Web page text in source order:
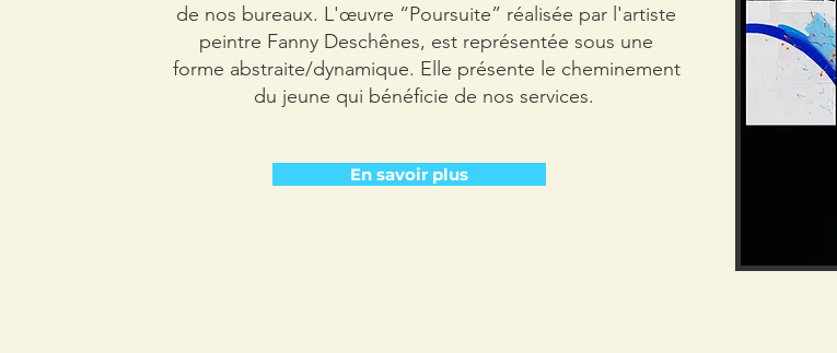
de nos bureaux. L'œuvre “Poursuite” réalisée par l'artiste
peintre Fanny Deschênes, est représentée sous une
forme abstraite/dynamique. Elle présente le cheminement
du jeune qui bénéficie de nos services.
En savoir plus